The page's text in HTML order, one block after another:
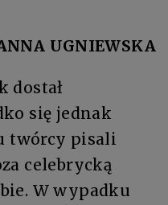
UGNIEWSKA
dostał
się jednak
twórcy pisali
celebrycką
W wypadku